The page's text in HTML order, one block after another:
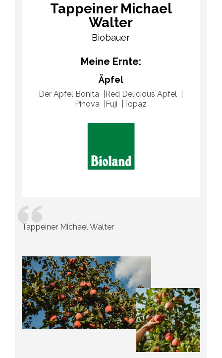
Tappeiner Michael
Walter
Biobauer
Meine Ernte:
Äpfel
Der Apfel Bonita
Red Delicious Apfel
Pinova
Fuji Topaz
Tappeiner Michael Walter